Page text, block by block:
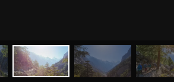
МЕНЮ О НАС МАГАЗИН